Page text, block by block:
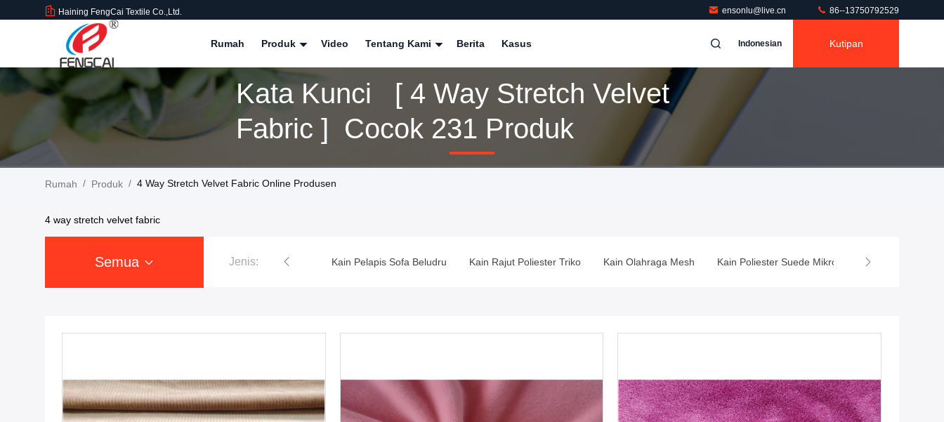
Haining FengCai Textile Co.,Ltd. ensonlu@live.cn 86--13750792529
Rumah Produk Video Tentang Kami Berita Kasus Indonesian Kutipan
Kata Kunci [ 4 Way Stretch Velvet
Fabric ] Cocok 231 Produk
Rumah / Produk / 4 Way Stretch Velvet Fabric Online Produsen
4 way stretch velvet fabric
Semua Jenis:
Kain Beludru Poliester Kain Bahan Fluorescent Kain Pelapis Sofa Beludru Kain Rajut Poliester Triko Kain Olahraga Mesh Kain Poliester Suede Mikro Kain dilapisi TPU